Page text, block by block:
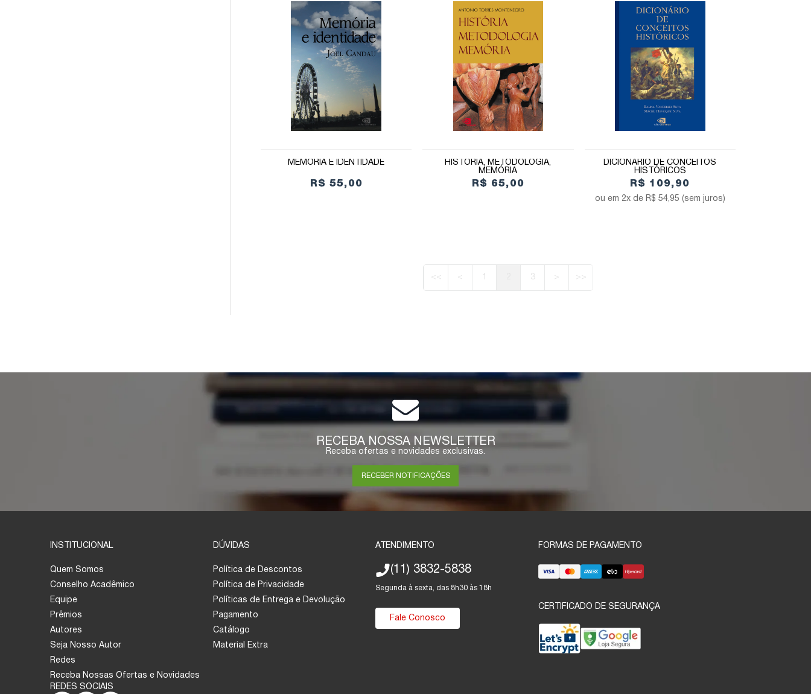
MEMÓRIA E IDENTIDADE
R$ 55,00
HISTÓRIA, METODOLOGIA,
MEMÓRIA
R$ 65,00
DICIONÁRIO DE CONCEITOS
HISTÓRICOS
R$ 109,90
2x de R$ 54,95 (sem juros)
<< < 1 3 > >>
RECEBA NOSSA NEWSLETTER
Receba ofertas e novidades exclusivas.
RECEBER NOTIFICAÇÕES
INSTITUCIONAL
Quem Somos
Conselho Acadêmico
Equipe
Prêmios
Autores
Seja Nosso Autor
Redes
Receba Nossas Ofertas e Novidades
DÚVIDAS
Política de Descontos
Política de Privacidade
Políticas de Entrega e Devolução
Pagamento
Catálogo
Material Extra
ATENDIMENTO
(11) 3832-5838
Segunda à sexta, das 8h30 às 18h
Fale Conosco
FORMAS DE PAGAMENTO
CERTIFICADO DE SEGURANÇA